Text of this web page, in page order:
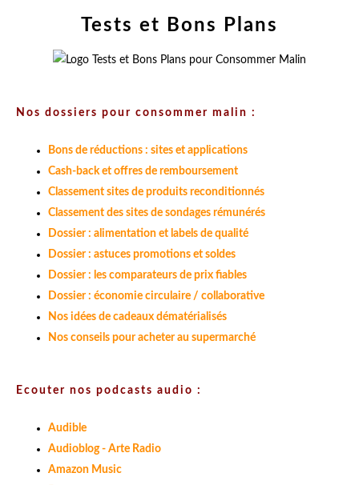
Tests et Bons Plans
Nos dossiers pour consommer malin :
Bons de réductions : sites et applications
Cash-back et offres de remboursement
Classement sites de produits reconditionnés
Classement des sites de sondages rémunérés
Dossier : alimentation et labels de qualité
Dossier : astuces promotions et soldes
Dossier : les comparateurs de prix fiables
Dossier : économie circulaire / collaborative
Nos idées de cadeaux dématérialisés
Nos conseils pour acheter au supermarché
Ecouter nos podcasts audio :
Audible
Audioblog - Arte Radio
Amazon Music